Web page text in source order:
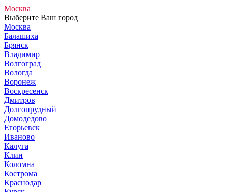
Москва
Выберите Ваш город
Москва
Балашиха
Брянск
Владимир
Волгоград
Вологда
Воронеж
Воскресенск
Дмитров
Долгопрудный
Домодедово
Егорьевск
Иваново
Калуга
Клин
Коломна
Кострома
Краснодар